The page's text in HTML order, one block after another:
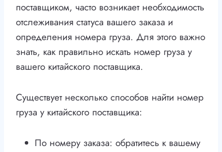
поставщиком, часто возникает необходимость
отслеживания статуса вашего заказа и
определения номера груза. Для этого важно
знать, как правильно искать номер груза у
вашего китайского поставщика.
Существует несколько способов найти номер
груза у китайского поставщика:
По номеру заказа: обратитесь к вашему